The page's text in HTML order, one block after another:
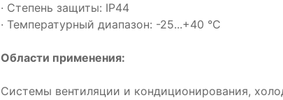
· Степень защиты: IP44
· Температурный диапазон: -25...+40 °C
Области применения:
Системы вентиляции и кондиционирования,